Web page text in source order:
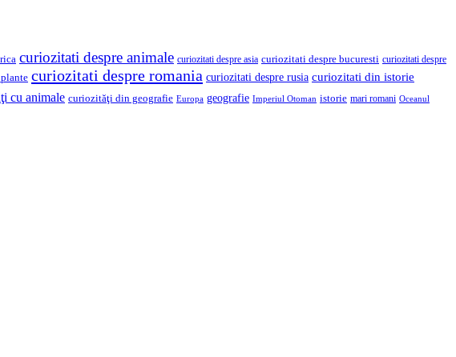
curiozitati despre animale curiozitati despre asia curiozitati despre bucuresti curiozitati despre
curiozitati despre romania curiozitati despre rusia curiozitati din istorie
cu animale curiozităţi din geografie Europa geografie Imperiul Otoman istorie mari romani Oceanul